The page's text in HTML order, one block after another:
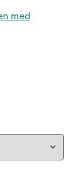
med